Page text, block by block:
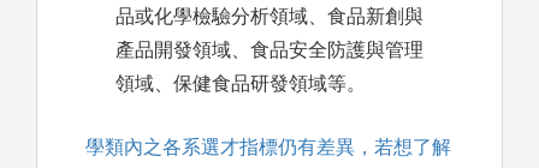
品或化學檢驗分析領域、食品新創與
產品開發領域、食品安全防護與管理
領域、保健食品研發領域等。
學類內之各系選才指標仍有差異，若想了解